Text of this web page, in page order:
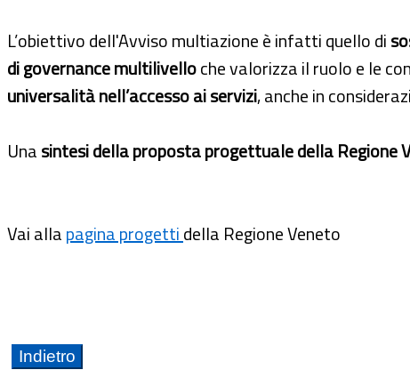
L’obiettivo dell'Avviso multiazione è infatti quello di
di governance multilivelloche valorizza il ruolo e le
universalità nell’accesso ai servizi, anche in
Unasintesi della proposta progettuale della Regione
Vai allapagina progettidella Regione Veneto